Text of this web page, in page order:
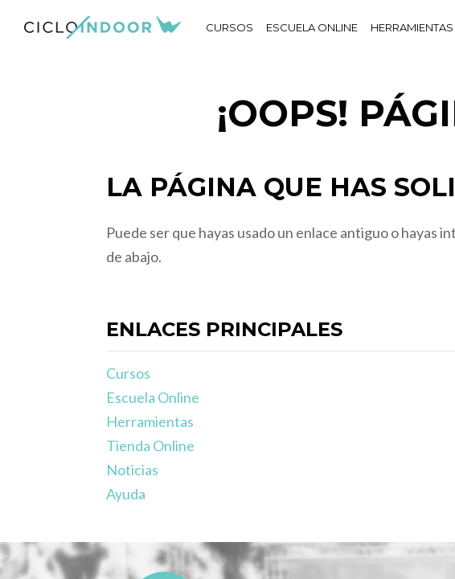
CURSOS ESCUELA ONLINE HERRAMIENTAS
¡OOPS!
LA PÁGINA QUE HAS
Puede ser que hayas usado un enlace antiguo o hayas
de abajo.
ENLACES PRINCIPALES
Cursos
Escuela Online
Herramientas
Tienda Online
Noticias
Ayuda